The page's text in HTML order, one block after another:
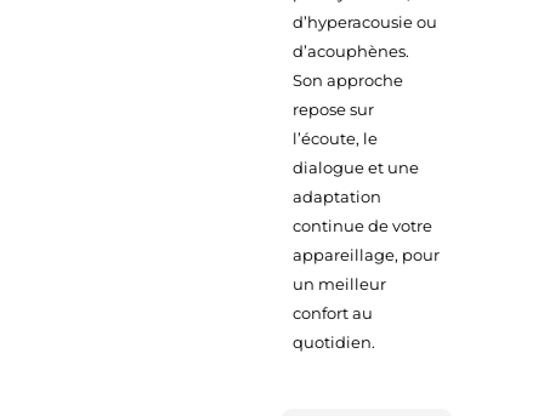
d’hyperacousie ou
d’acouphènes.
Son approche
repose sur
l’écoute, le
dialogue et une
adaptation
continue de votre
appareillage, pour
un meilleur
confort au
quotidien.